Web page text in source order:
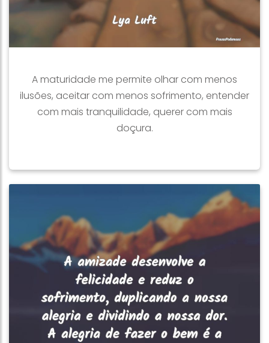
A maturidade me permite olhar com menos
ilusões, aceitar com menos sofrimento, entender
com mais tranquilidade, querer com mais
doçura.